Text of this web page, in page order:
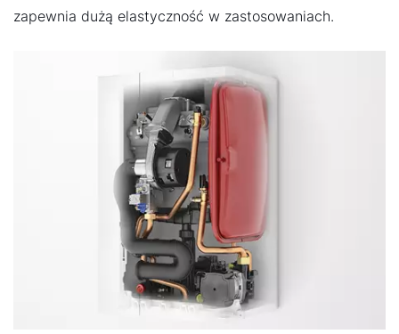
zapewnia dużą elastyczność w zastosowaniach.